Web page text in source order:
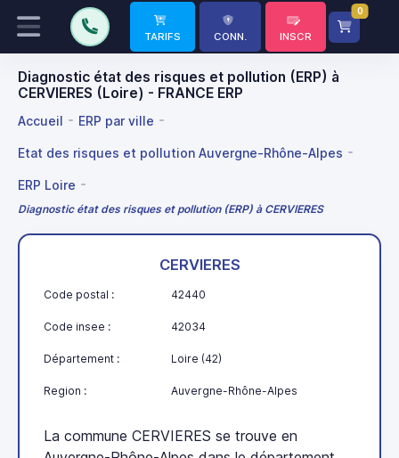
TARIFS CONN. INSCR
0
Diagnostic état des risques et pollution (ERP) à
CERVIERES (Loire) - FRANCE ERP
Accueil ERP par ville
Etat des risques et pollution Auvergne-Rhône-Alpes
ERP Loire
Diagnostic état des risques et pollution (ERP) à CERVIERES
CERVIERES
Code postal : 42440
Code insee : 42034
Département : Loire (42)
Region : Auvergne-Rhône-Alpes
La commune CERVIERES se trouve en